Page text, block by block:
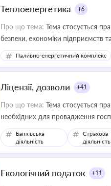
Теплоенергетика +6
Про що тема: Тема стосується
безпеки, економіки підприємств
Паливно-енергетичний комплекс
Ліцензії, дозволи +41
Про що тема: Тема стосується
необхідних для провадження
Банківська
діяльність
Страхова
діяльність
Екологічний податок +11